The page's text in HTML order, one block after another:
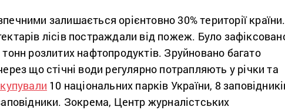
залишається орієнтовно 30% території країни.
лісів постраждали від пожеж. Було
розлитих нафтопродуктів. Зруйновано багато
що стічні води регулярно потрапляють у річки та
10 національних парків України, 8
Зокрема, Центр журналістських